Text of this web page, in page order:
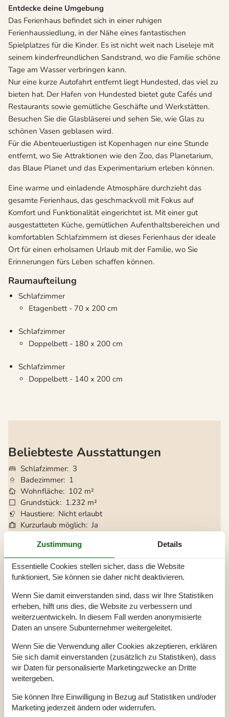
Entdecke deine Umgebung
Das Ferienhaus befindet sich in einer ruhigen
Ferienhaussiedlung, in der Nähe eines fantastischen
Spielplatzes für die Kinder. Es ist nicht weit nach Liseleje mit
seinem kinderfreundlichen Sandstrand, wo die Familie schöne
Tage am Wasser verbringen kann.
Nur eine kurze Autofahrt entfernt liegt Hundested, das viel zu
bieten hat. Der Hafen von Hundested bietet gute Cafés und
Restaurants sowie gemütliche Geschäfte und Werkstätten.
Besuchen Sie die Glasbläserei und sehen Sie, wie Glas zu
schönen Vasen geblasen wird.
Für die Abenteuerlustigen ist Kopenhagen nur eine Stunde
entfernt, wo Sie Attraktionen wie den Zoo, das Planetarium,
das Blaue Planet und das Experimentarium erleben können.
Eine warme und einladende Atmosphäre durchzieht das
gesamte Ferienhaus, das geschmackvoll mit Fokus auf
Komfort und Funktionalität eingerichtet ist. Mit einer gut
ausgestatteten Küche, gemütlichen Aufenthaltsbereichen und
komfortablen Schlafzimmern ist dieses Ferienhaus der ideale
Ort für einen erholsamen Urlaub mit der Familie, wo Sie
Erinnerungen fürs Leben schaffen können.
Raumaufteilung
Schlafzimmer
Etagenbett - 70 x 200 cm
Schlafzimmer
Doppelbett - 180 x 200 cm
Schlafzimmer
Doppelbett - 140 x 200 cm
Beliebteste Ausstattungen
Schlafzimmer 3
Badezimmer 1
Wohnfläche 102 m²
Grundstück
1.232 m²
Haustiere Nicht erlaubt
Kurzurlaub möglich Ja
Einkaufen 2 km
Internet Ja
Waschmaschine Ja
Geschirrspüler
Ja
Nichtraucher Ja
Klimafreundlich Ja
Gesamte Ausstattung
Hausinfo.
Anzahl der Kinder 2
Anzahl Erw. 4
Dusche
Grundstücksgröße 1232 m²
Hausareal 102 m²
Zustimmung Details
Essentielle Cookies stellen sicher, dass die Website
funktioniert, Sie können sie daher nicht deaktivieren.
Wenn Sie damit einverstanden sind, dass wir Ihre Statistiken
erheben, hilft uns dies, die Website zu verbessern und
weiterzuentwickeln. In diesem Fall werden anonymisierte
Daten an unsere Subunternehmer weitergeleitet.
Wenn Sie die Verwendung aller Cookies akzeptieren, erklären
Sie sich damit einverstanden (zusätzlich zu Statistiken), dass
wir Daten für personalisierte Marketingzwecke an Dritte
weitergeben.
Sie können Ihre Einwilligung in Bezug auf Statistiken und/oder
Marketing jederzeit ändern oder widerrufen.